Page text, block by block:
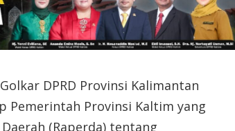
DPRD Provinsi Kalimantan
Pemerintah Provinsi Kaltim yang
(Raperda) tentang